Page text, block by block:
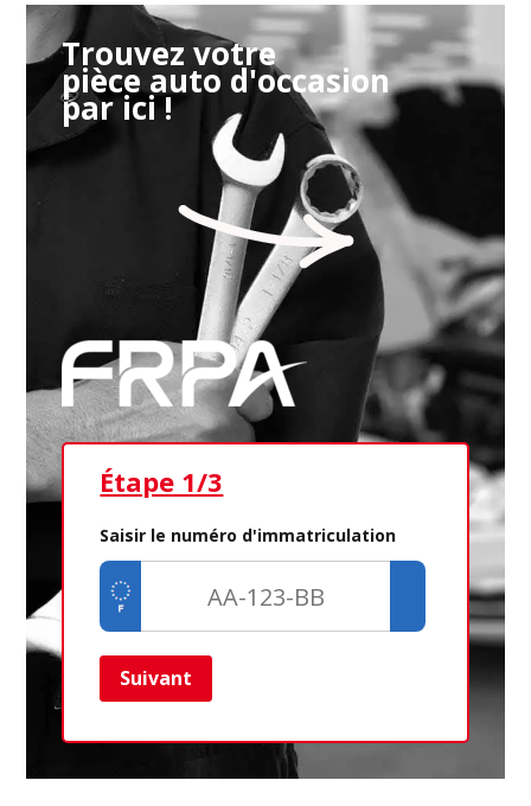
Trouvez votre
pièce auto d'occasion
par ici !
Étape 1/3
Saisir le numéro d'immatriculation
Suivant